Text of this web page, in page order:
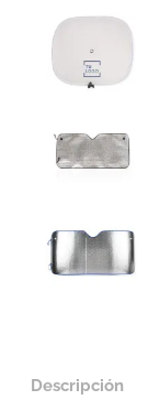
Descripción